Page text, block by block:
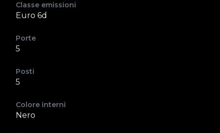
Classe emissioni
Euro 6d
Porte
5
Posti
5
Colore interni
Nero